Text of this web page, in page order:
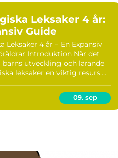
Leksaker 4 år:
Guide
Leksaker 4 år – En Expansiv
Introduktion När det
utveckling och lärande
leksaker en viktig resurs.
leksaker som främjar lärande
09. sep